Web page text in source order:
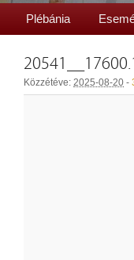
Plébánia
Közzétéve: 2025-08-20 -